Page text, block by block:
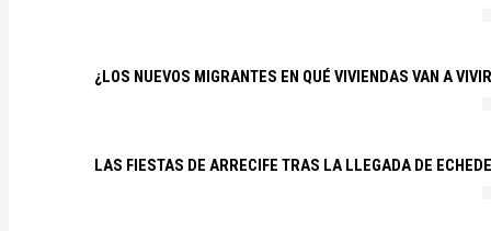
¿LOS NUEVOS MIGRANTES EN QUÉ VIVIENDAS VAN A
LAS FIESTAS DE ARRECIFE TRAS LA LLEGADA DE